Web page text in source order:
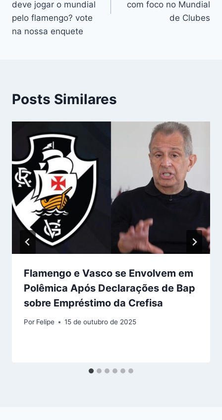
deve jogar o mundial
pelo flamengo? vote
na nossa enquete
com foco no Mundial
de Clubes
Posts Similares
Flamengo e Vasco se Envolvem em
Polêmica Após Declarações de Bap
sobre Empréstimo da Crefisa
Por Felipe 15 de outubro de 2025